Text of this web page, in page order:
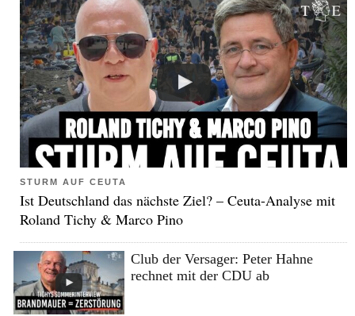
STURM AUF CEUTA
Ist Deutschland das nächste Ziel? – Ceuta-Analyse mit
Roland Tichy & Marco Pino
Club der Versager: Peter Hahne
rechnet mit der CDU ab